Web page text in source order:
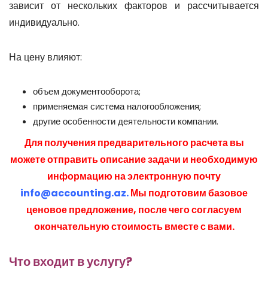
зависит от нескольких факторов и рассчитывается
индивидуально.
На цену влияют:
объем документооборота;
применяемая система налогообложения;
другие особенности деятельности компании.
Для получения предварительного расчета вы
можете отправить описание задачи и необходимую
информацию на электронную почту
info@accounting.az.Мы подготовим базовое
ценовое предложение, после чего согласуем
окончательную стоимость вместе с вами.
Что входит в услугу?